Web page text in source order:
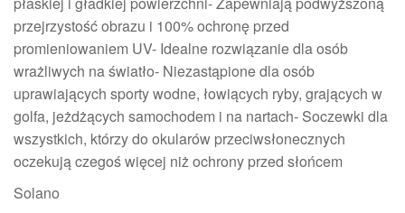
przejrzystość obrazu i 100% ochronę przed
promieniowaniem UV- Idealne rozwiązanie dla osób
wrażliwych na światło- Niezastąpione dla osób
uprawiających sporty wodne, łowiących ryby, grających w
golfa, jeżdżących samochodem i na nartach- Soczewki dla
wszystkich, którzy do okularów przeciwsłonecznych
oczekują czegoś więcej niż ochrony przed słońcem
Solano